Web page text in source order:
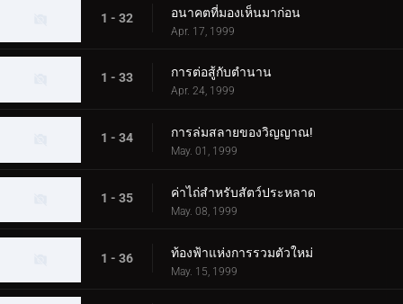
1 - 32 อนาคตที่มองเห็นมาก่อน
Apr. 17, 1999
1 - 33 การต่อสู้กับตำนาน
Apr. 24, 1999
1 - 34 การล่มสลายของวิญญาณ!
May. 01, 1999
1 - 35 ค่าไถ่สำหรับสัตว์ประหลาด
May. 08, 1999
1 - 36 ท้องฟ้าแห่งการรวมตัวใหม่
May. 15, 1999